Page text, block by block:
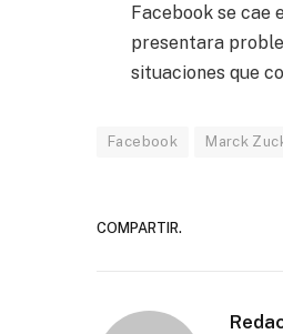
Facebook se cae
presentara
situaciones que
Facebook Marck
COMPARTIR.